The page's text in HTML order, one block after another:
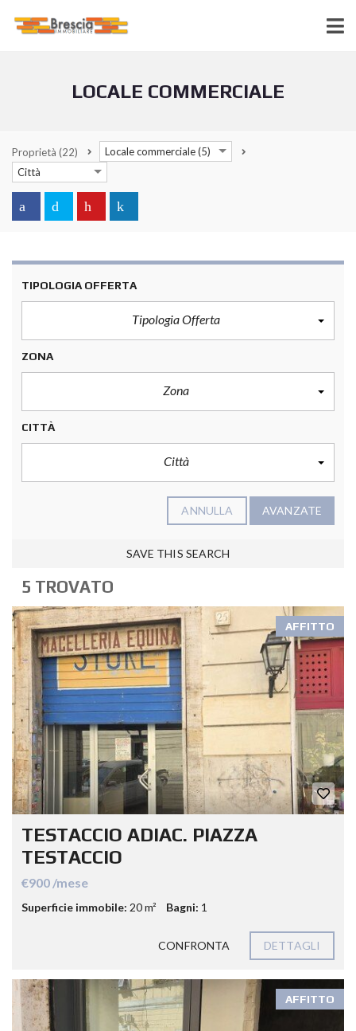
LOCALE COMMERCIALE
Proprietà (22)
Locale commerciale (5)
Città
TIPOLOGIA OFFERTA
Tipologia Offerta
ZONA
Zona
CITTÀ
Città
ANNULLA AVANZATE
SAVE THIS SEARCH
5 TROVATO
AFFITTO
TESTACCIO ADIAC. PIAZZA
TESTACCIO
€900 /mese
Superficie immobile: 20 m² Bagni: 1
CONFRONTA DETTAGLI
AFFITTO